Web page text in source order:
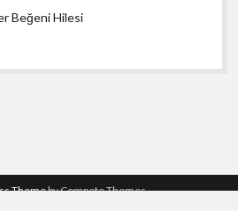
Beğeni Hilesi
Themeby Compete Themes.